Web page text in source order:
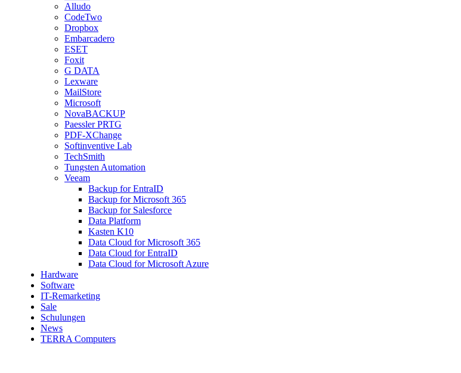
Alludo
CodeTwo
Dropbox
Embarcadero
ESET
Foxit
G DATA
Lexware
MailStore
Microsoft
NovaBACKUP
Paessler PRTG
PDF-XChange
Softinventive Lab
TechSmith
Tungsten Automation
Veeam
Backup for EntraID
Backup for Microsoft 365
Backup for Salesforce
Data Platform
Kasten K10
Data Cloud for Microsoft 365
Data Cloud for EntraID
Data Cloud for Microsoft Azure
Hardware
Software
IT-Remarketing
Sale
Schulungen
News
TERRA Computers